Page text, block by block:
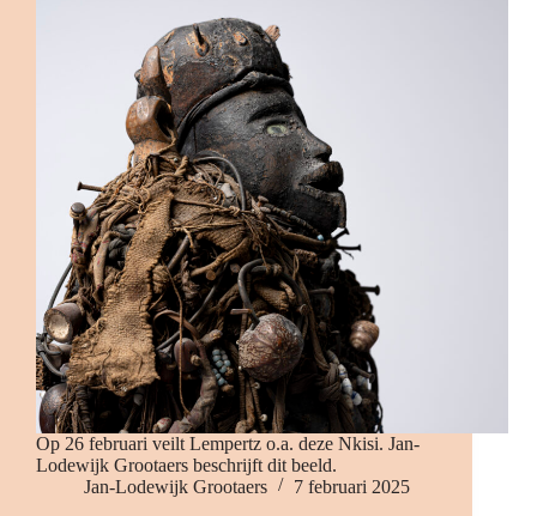
Op 26 februari veilt Lempertz o.a. deze Nkisi. Jan-
Lodewijk Grootaers beschrijft dit beeld.
Jan-Lodewijk Grootaers
7 februari 2025